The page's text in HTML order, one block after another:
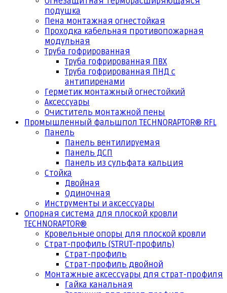
подушка
Пена монтажная огнестойкая
Проходка кабельная противопожарная
модульная
Труба гофрированная
Труба гофрированная ПВХ
Труба гофрированная ПНД с
антипиренами
Герметик монтажный огнестойкий
Аксессуары
Очиститель монтажной пены
Промышленный фальшпол TECHNORAPTOR® RFL
Панель
Панель вентилируемая
Панель ДСП
Панель из сульфата кальция
Стойка
Двойная
Одиночная
Инструменты и аксессуары
Опорная система для плоской кровли
TECHNORAPTOR®
Кровельные опоры для плоской кровли
Страт-профиль (STRUT-профиль)
Страт-профиль
Страт-профиль двойной
Монтажные аксессуары для страт-профиля
Гайка канальная